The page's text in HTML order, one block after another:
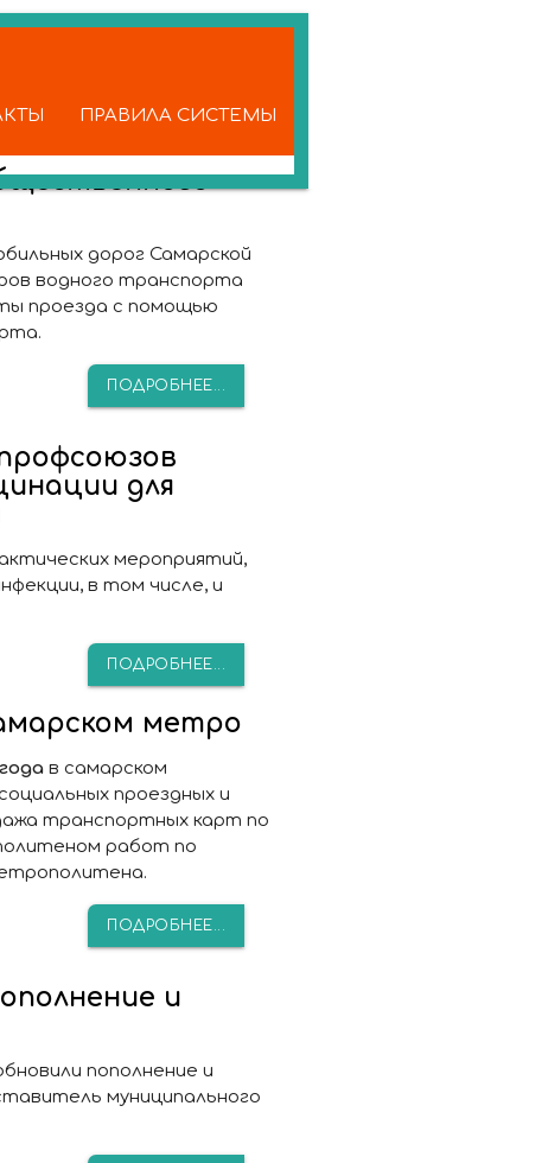
ПРАВИЛА СИСТЕМЫ
дорог Самарской
водного транспорта
проезда с помощью
ПОДРОБНЕЕ...
для
мероприятий,
в том числе, и
ПОДРОБНЕЕ...
метро
в самарском
проездных и
транспортных карт по
работ по
ПОДРОБНЕЕ...
и
пополнение и
муниципального